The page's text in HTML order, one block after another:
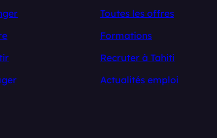
Toutes les offres
Formations
Recruter à Tahiti
Actualités emploi